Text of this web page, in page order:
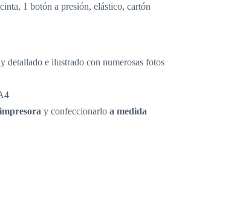
1 botón a presión, elástico, cartón
detallado e ilustrado con numerosas fotos
y confeccionarlo a medida